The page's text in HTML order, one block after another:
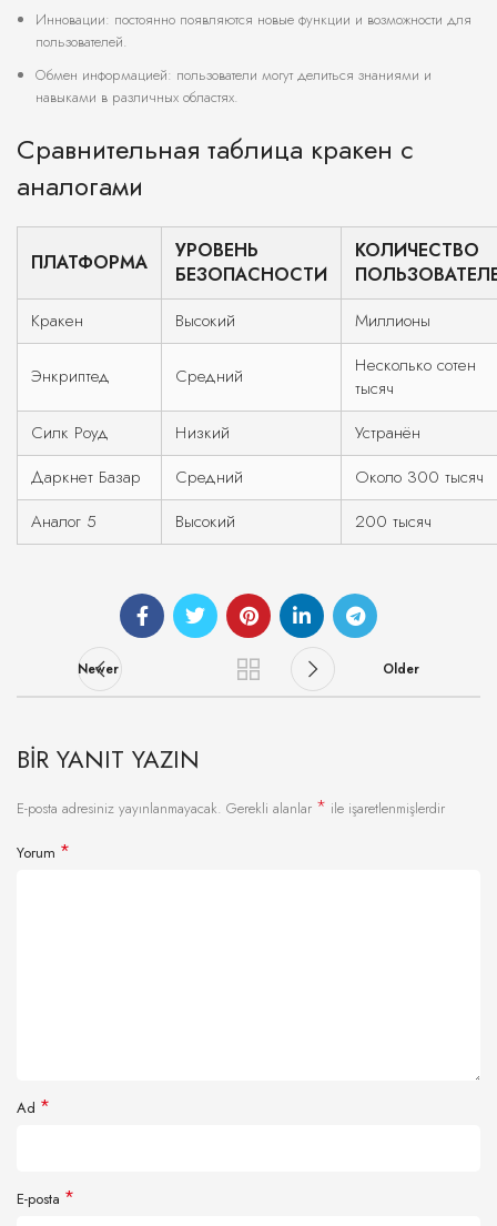
Инновации: постоянно появляются новые функции и возможности для
пользователей.
Обмен информацией: пользователи могут делиться знаниями и
навыками в различных областях.
Сравнительная таблица кракен с
аналогами
ПЛАТФОРМА
УРОВЕНЬ
БЕЗОПАСНОСТИ
КОЛИЧЕСТВО
Кракен Высокий Миллионы
Энкриптед Средний
Несколько сотен
тысяч
Силк Роуд
Низкий
Устранён
Даркнет Базар
Средний
Около 300 тысяч
Аналог 5
Высокий 200 тысяч
Newer Older
BIR YANIT YAZIN
E-posta adresiniz yayınlanmayacak. Gerekli alanlar * ile işaretlenmişlerdir
Yorum *
Ad *
E-posta *